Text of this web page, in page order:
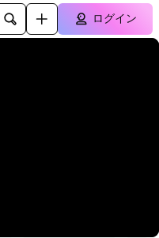
ログイン